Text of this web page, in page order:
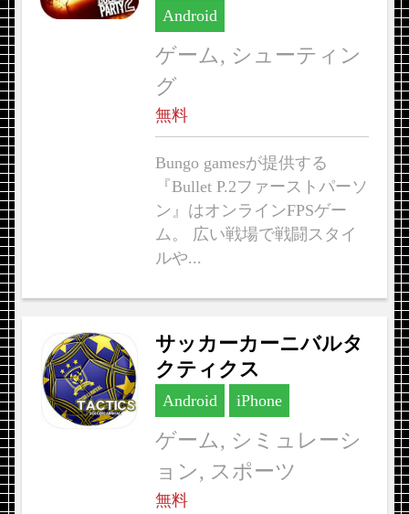
Android
ゲーム, シューティン
グ
無料
Bungo gamesが提供する
『Bullet P.2ファーストパーソ
ン』はオンラインFPSゲー
ム。 広い戦場で戦闘スタイ
ルや...
サッカーカーニバルタ
クティクス
Android iPhone
ゲーム, シミュレーシ
ョン, スポーツ
無料